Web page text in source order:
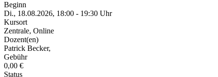
Beginn
Di., 18.08.2026, 18:00 - 19:30 Uhr
Kursort
Zentrale, Online
Dozent(en)
Patrick Becker,
Gebühr
0,00 €
Status